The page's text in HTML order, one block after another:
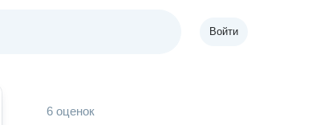
Войти
6 оценок